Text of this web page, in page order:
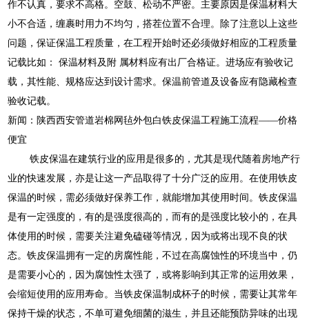
作不认真，要求不高格。空鼓、松动不严密。主要原因是保温材料大
小不合适，缠裹时用力不均匀，搭茬位置不合理。除了注意以上这些
问题，保证保温工程质量，在工程开始时还必须做好相应的工程质量
记载比如： 保温材料及附 属材料应有出厂合格证。进场应有验收记
载，其性能、规格应达到设计需求。保温前管道及设备应有隐藏检查
验收记载。
新闻：陕西西安管道岩棉网毡外包白铁皮保温工程施工流程——价格
便宜
铁皮保温在建筑行业的应用是很多的，尤其是现代随着房地产行
业的快速发展，亦是让这一产品取得了十分广泛的应用。在使用铁皮
保温的时候，需必须做好保养工作，就能增加其使用时间。铁皮保温
是有一定强度的，有的是强度很高的，而有的是强度比较小的，在具
体使用的时候，需要关注避免磕碰等情况，因为或将出现不良的状
态。铁皮保温拥有一定的房腐性能，不过在高腐蚀性的环境当中，仍
是需要小心的，因为腐蚀性太强了，或将影响到其正常的运用效果，
会缩短使用的应用寿命。当铁皮保温制成杯子的时候，需要让其常年
保持干燥的状态，不单可避免细菌的滋生，并且还能预防异味的出现